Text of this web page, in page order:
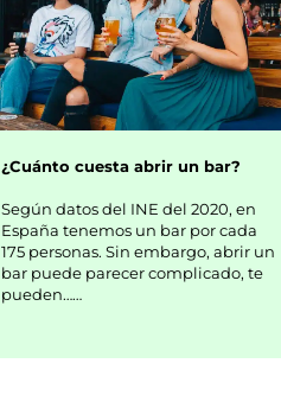
¿Cuánto cuesta abrir un bar?
Según datos del INE del 2020, en
España tenemos un bar por cada
175 personas. Sin embargo, abrir un
bar puede parecer complicado, te
pueden……